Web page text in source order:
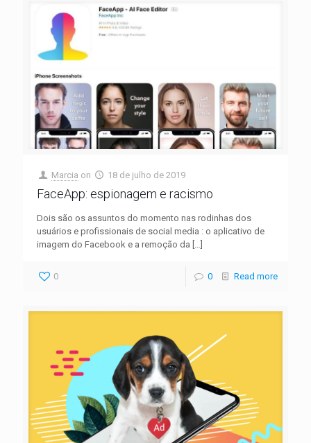
Marcia on 18 de julho de 2019
FaceApp: espionagem e racismo
Dois são os assuntos do momento nas rodinhas dos
usuários e profissionais de social media : o aplicativo de
imagem do Facebook e a remoção da […]
0 0 Read more